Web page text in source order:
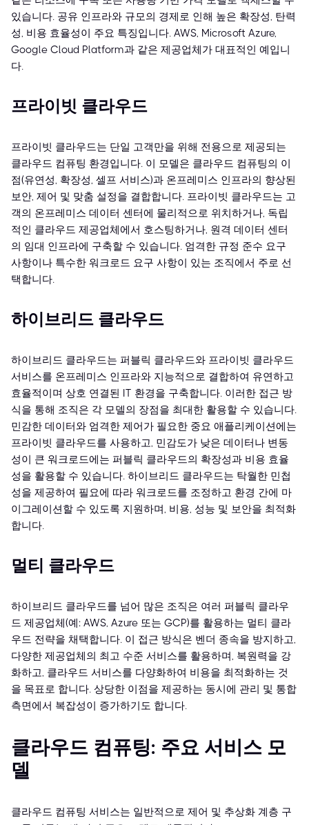
있습니다. 공유 인프라와 규모의 경제로 인해 높은 확장성, 탄력
성, 비용 효율성이 주요 특징입니다. AWS, Microsoft Azure,
Google Cloud Platform과 같은 제공업체가 대표적인 예입니
다.
프라이빗 클라우드
프라이빗 클라우드는 단일 고객만을 위해 전용으로 제공되는
클라우드 컴퓨팅 환경입니다. 이 모델은 클라우드 컴퓨팅의 이
점(유연성, 확장성, 셀프 서비스)과 온프레미스 인프라의 향상된
보안, 제어 및 맞춤 설정을 결합합니다. 프라이빗 클라우드는 고
객의 온프레미스 데이터 센터에 물리적으로 위치하거나, 독립
적인 클라우드 제공업체에서 호스팅하거나, 원격 데이터 센터
의 임대 인프라에 구축할 수 있습니다. 엄격한 규정 준수 요구
사항이나 특수한 워크로드 요구 사항이 있는 조직에서 주로 선
택합니다.
하이브리드 클라우드
하이브리드 클라우드는 퍼블릭 클라우드와 프라이빗 클라우드
서비스를 온프레미스 인프라와 지능적으로 결합하여 유연하고
효율적이며 상호 연결된 IT 환경을 구축합니다. 이러한 접근 방
식을 통해 조직은 각 모델의 장점을 최대한 활용할 수 있습니다.
민감한 데이터와 엄격한 제어가 필요한 중요 애플리케이션에는
프라이빗 클라우드를 사용하고, 민감도가 낮은 데이터나 변동
성이 큰 워크로드에는 퍼블릭 클라우드의 확장성과 비용 효율
성을 활용할 수 있습니다. 하이브리드 클라우드는 탁월한 민첩
성을 제공하여 필요에 따라 워크로드를 조정하고 환경 간에 마
이그레이션할 수 있도록 지원하며, 비용, 성능 및 보안을 최적화
합니다.
멀티 클라우드
하이브리드 클라우드를 넘어 많은 조직은 여러 퍼블릭 클라우
드 제공업체(예: AWS, Azure 또는 GCP)를 활용하는 멀티 클라
우드 전략을 채택합니다. 이 접근 방식은 벤더 종속을 방지하고,
다양한 제공업체의 최고 수준 서비스를 활용하며, 복원력을 강
화하고, 클라우드 서비스를 다양화하여 비용을 최적화하는 것
을 목표로 합니다. 상당한 이점을 제공하는 동시에 관리 및 통합
측면에서 복잡성이 증가하기도 합니다.
클라우드 컴퓨팅: 주요 서비스 모
델
클라우드 컴퓨팅 서비스는 일반적으로 제어 및 추상화 계층 구